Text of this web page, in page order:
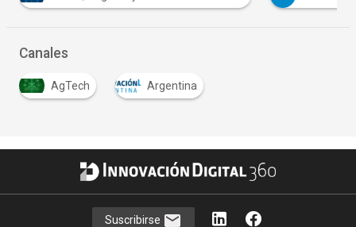
Canales
AgTech Argentina
Suscribirse